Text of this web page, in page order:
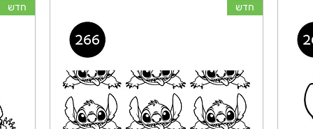
חדש חדש